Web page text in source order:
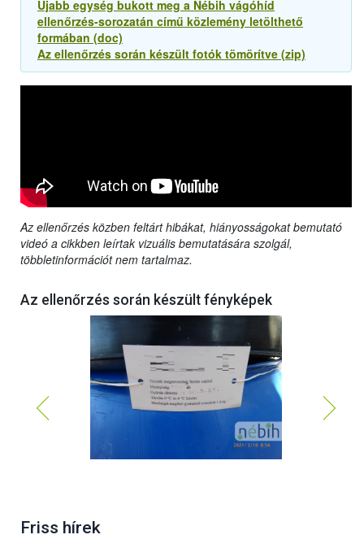
Újabb egység bukott meg a Nébih vágóhíd
ellenőrzés-sorozatán című közlemény letölthető
formában (doc)
Az ellenőrzés során készült fotók tömörítve (zip)
Az ellenőrzés közben feltárt hibákat, hiányosságokat bemutató
videó a cikkben leírtak vizuális bemutatására szolgál,
többletinformációt nem tartalmaz.
Az ellenőrzés során készült fényképek
Friss hírek